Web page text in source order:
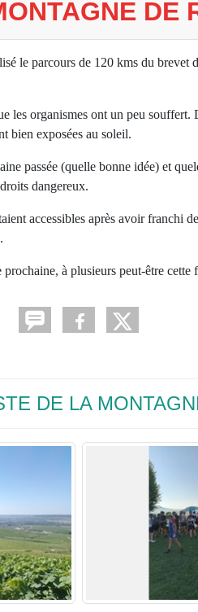
DE
le parcours de 120 kms du brevet
les organismes ont un peu
bien exposées au soleil.
passée (quelle bonne idée) et
dangereux.
accessibles après avoir franchi
à plusieurs peut-être cette
DE LA